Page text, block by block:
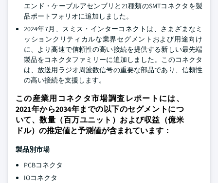
エンド・ケーブルアセンブリと21種類のSMTコネクタを製
品ポートフォリオに追加しました。
2024年7月、スミス・インターコネクトは、さまざまなミ
ッションクリティカルな業界セグメントおよび用途向け
に、より高速で信頼性の高い接続を提供する新しい最先端
製品をコネクタファミリーに追加しました。このコネクタ
は、放送用ラジオ周波数信号の重要な部品であり、信頼性
の高い接続を支援します。
この産業用コネクタ市場調査レポートには、
2021年から2034年までの以下のセグメントにつ
いて、数量（百万ユニット）および収益（億米
ドル）の推定値と予測値が含まれています：
製品別市場
PCBコネクタ
IOコネクタ